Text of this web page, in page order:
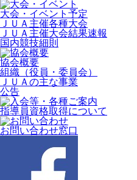
大会・イベント予定
ＪＵＡ主催各種大会
ＪＵＡ主催大会結果速報
国内競技細則
協会概要
組織（役員・委員会）
ＪＵＡの主な事業
公告
指導員資格取得について
お問い合わせ窓口